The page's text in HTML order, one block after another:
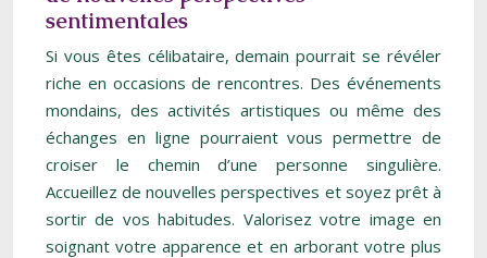
sentimentales
Si vous êtes célibataire, demain pourrait se révéler
riche en occasions de rencontres. Des événements
mondains, des activités artistiques ou même des
échanges en ligne pourraient vous permettre de
croiser le chemin d’une personne singulière.
Accueillez de nouvelles perspectives et soyez prêt à
sortir de vos habitudes. Valorisez votre image en
soignant votre apparence et en arborant votre plus